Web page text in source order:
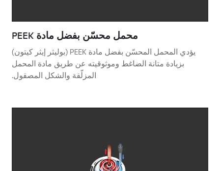
محمل محسّن بفضل مادة PEEK
يؤدي المحمل المحسّن بفضل مادة PEEK (بوليثر إيثر كيتون)
بزيادة متانة الضاغط وموثوقيته عن طريق مادة المحمل
المزلّقة والشكل المصقول.